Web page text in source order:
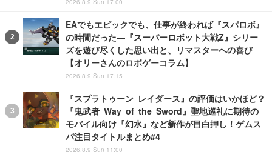
2026.8.9 Sun 17:00
EAでもエピックでも、仕事が終われば『スパロボ』
の時間だった―『スーパーロボット大戦Z』シリー
ズを遊び尽くした思い出と、リマスターへの喜び
【オリーさんのロボゲーコラム】
2026.8.9 Sun 17:15
『スプラトゥーン レイダース』の評価はいかほど？
『鬼武者 Way of the Sword』聖地巡礼に期待の
モバイル向け『幻水』など新作が目白押し！ゲムス
パ注目タイトルまとめ#4
2026.8.9 Sun 11:00